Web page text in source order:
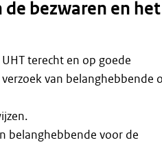
bezwaren en het
terecht en op goede
van belanghebbende
belanghebbende voor de